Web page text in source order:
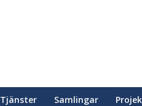
Tjänster Samlingar